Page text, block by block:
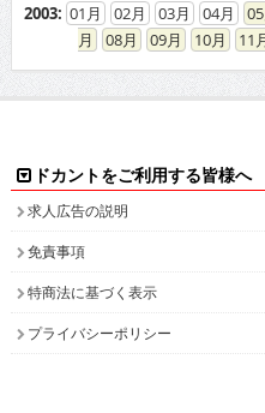
2003: 01 02 03 04 05
08
09 10 11
ドカントをご利用する皆様へ
求人広告の説明
免責事項
特商法に基づく表示
プライバシーポリシー